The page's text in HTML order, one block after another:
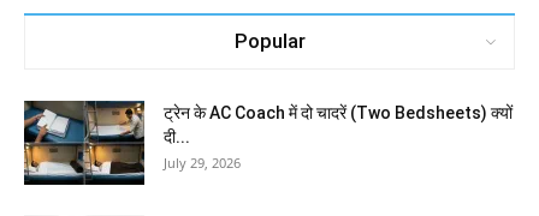
Popular
ट्रेन के AC Coach में दो चादरें (Two Bedsheets) क्यों
दी...
July 29, 2026